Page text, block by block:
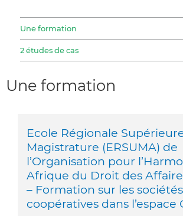
Une formation
2 études de cas
Une formation
Ecole Régionale
Magistrature (ERSUMA) de
l’Organisation pour
Afrique du Droit des
– Formation sur les sociétés
coopératives dans l’espace